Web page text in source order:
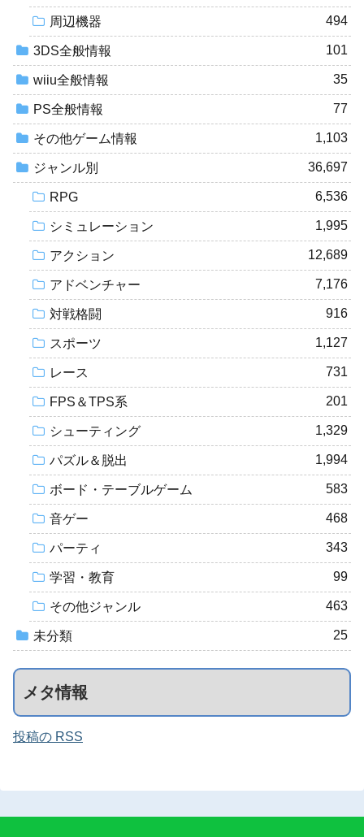
周辺機器 494
3DS全般情報 101
wiiu全般情報 35
PS全般情報 77
その他ゲーム情報 1,103
ジャンル別 36,697
RPG 6,536
シミュレーション 1,995
アクション 12,689
アドベンチャー 7,176
対戦格闘 916
スポーツ 1,127
レース 731
FPS＆TPS系 201
シューティング 1,329
パズル＆脱出 1,994
ボード・テーブルゲーム 583
音ゲー 468
パーティ 343
学習・教育 99
その他ジャンル 463
未分類 25
メタ情報
投稿の RSS